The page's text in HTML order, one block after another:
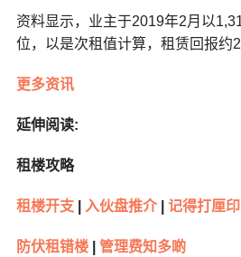
资料显示，业主于2019年2月以
位，以是次租值计算，租赁回报约
更多资讯
延伸阅读:
租楼攻略
租楼开支 入伙盘推介 记得打厘印
防伏租错楼 管理费知多啲